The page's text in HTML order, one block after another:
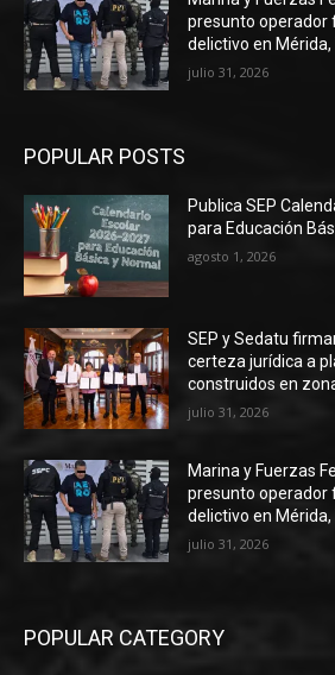
presunto operador
delictivo en
julio 31, 2026
POPULAR POSTS
Publica SEP
para Educación
agosto 1, 2026
SEP y Sedatu
certeza jurídica a
construidos en
julio 31, 2026
Marina y Fuerzas
presunto operador
delictivo en
julio 31, 2026
POPULAR CATEGORY